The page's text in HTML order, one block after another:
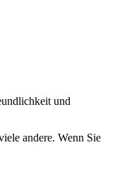
und
andere. Wenn Sie